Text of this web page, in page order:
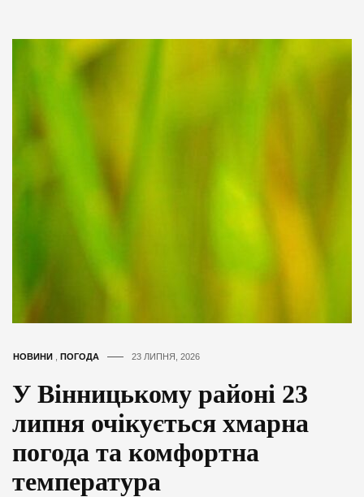
НОВИНИ ПОГОДА 23 ЛИПНЯ, 2026
У Вінницькому районі 23
липня очікується хмарна
погода та комфортна
температура